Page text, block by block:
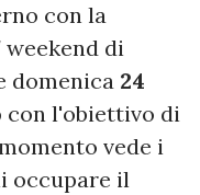
con la
weekend di
domenica 24
con l'obiettivo di
vede i
occupare il